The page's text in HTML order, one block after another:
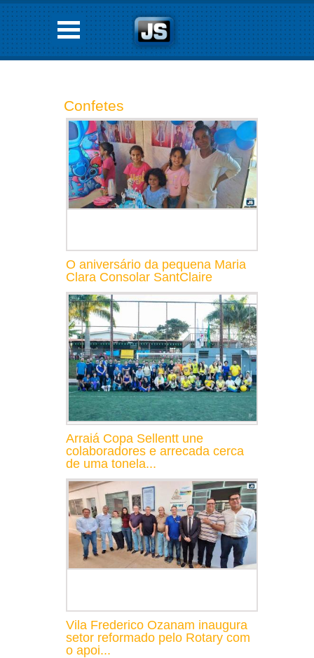
Confetes
O aniversário da pequena Maria
Clara Consolar SantClaire
Arraiá Copa Sellentt une
colaboradores e arrecada cerca
de uma tonela...
Vila Frederico Ozanam inaugura
setor reformado pelo Rotary com
o apoi...